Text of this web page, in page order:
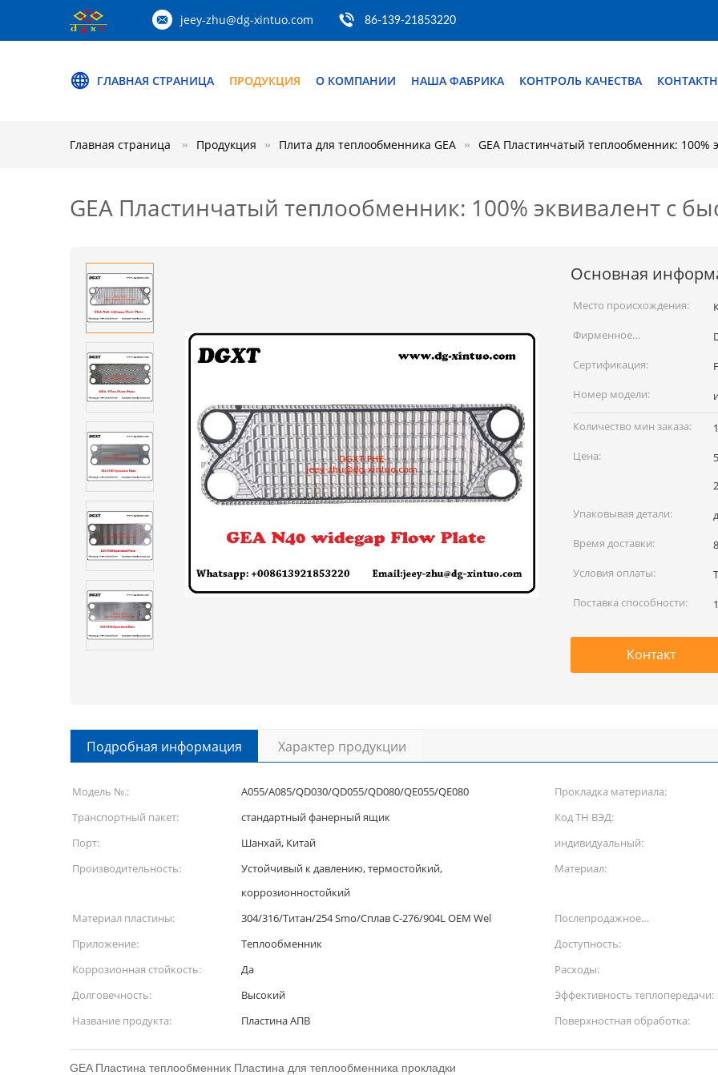
jeey-zhu@dg-xintuo.com 86-139-21853220
ГЛАВНАЯ СТРАНИЦА ПРОДУКЦИЯ О КОМПАНИИ НАША ФАБРИКА КОНТРОЛЬ КАЧЕСТВА
Главная страница Продукция Плита для теплообменника GEA GEA Пластинчатый теплообменник: 100%
GEA Пластинчатый теплообменник: 100% эквивалент с
Основная
Место происхождения:
Фирменное
наименование:
Сертификация:
Номер модели:
Количество мин заказа:
1
Цена:
Упаковывая детали:
Время доставки:
Условия оплаты:
Поставка способности:
Контакт
Подробная информация Характер продукции
Модель №.: A055/A085/QD030/QD055/QD080/QE055/QE080
Прокладка материала:
Транспортный пакет:
стандартный фанерный ящик
Код ТН ВЭД:
Порт:
Шанхай, Китай
индивидуальный:
Производительность:
Устойчивый к давлению, термостойкий,
коррозионностойкий
Материал:
Материал пластины: 304/316/Титан/254 Smo/Сплав C-276/904L OEM Wel
Послепродажное
обслуживание:
Приложение: Теплообменник
Доступность:
Коррозионная стойкость:
Да
Расходы:
Долговечность:
Высокий
Эффективность теплопередачи:
Название продукта:
Пластина АПВ Поверхностная обработка:
GEA Пластина теплообменник Пластина для теплообменника прокладки